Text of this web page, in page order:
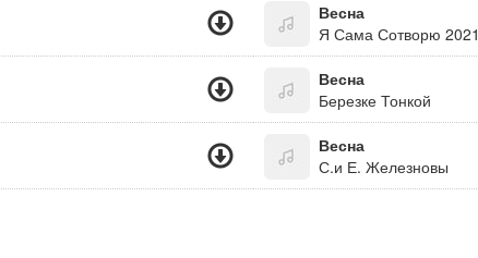
Весна
Я Сама Сотворю 2021
Весна
Березке Тонкой
Весна
С.и Е. Железновы